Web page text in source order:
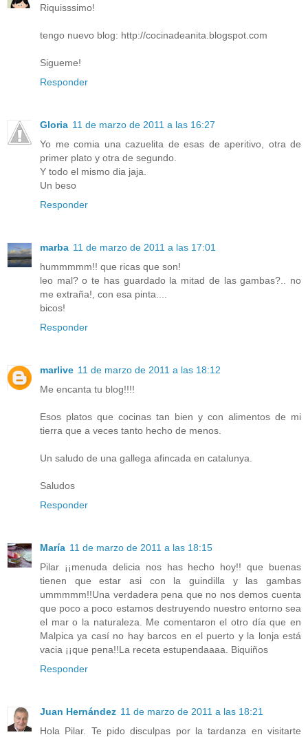
Riquisssimo!
tengo nuevo blog: http://cocinadeanita.blogspot.com
Sigueme!
Responder
Gloria 11 de marzo de 2011 a las 16:27
Yo me comia una cazuelita de esas de aperitivo, otra de
primer plato y otra de segundo.
Y todo el mismo dia jaja.
Un beso
Responder
marba 11 de marzo de 2011 a las 17:01
hummmmm!! que ricas que son!
leo mal? o te has guardado la mitad de las gambas?.. no
me extraña!, con esa pinta....
bicos!
Responder
marlive 11 de marzo de 2011 a las 18:12
Me encanta tu blog!!!!
Esos platos que cocinas tan bien y con alimentos de mi
tierra que a veces tanto hecho de menos.
Un saludo de una gallega afincada en catalunya.
Saludos
Responder
María 11 de marzo de 2011 a las 18:15
Pilar ¡¡menuda delicia nos has hecho hoy!! que buenas
tienen que estar asi con la guindilla y las gambas
ummmmm!!Una verdadera pena que no nos demos cuenta
que poco a poco estamos destruyendo nuestro entorno sea
el mar o la naturaleza. Me comentaron el otro día que en
Malpica ya casí no hay barcos en el puerto y la lonja está
vacia ¡¡que pena!!La receta estupendaaaa. Biquiños
Responder
Juan Hernández 11 de marzo de 2011 a las 18:21
Hola Pilar. Te pido disculpas por la tardanza en visitarte